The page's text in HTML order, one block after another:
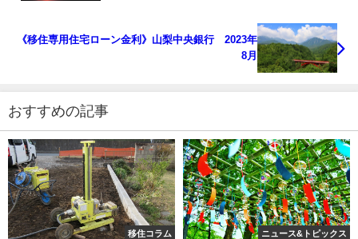
《移住専用住宅ローン金利》山梨中央銀行 2023年
8月
おすすめの記事
移住コラム ニュース&トピックス